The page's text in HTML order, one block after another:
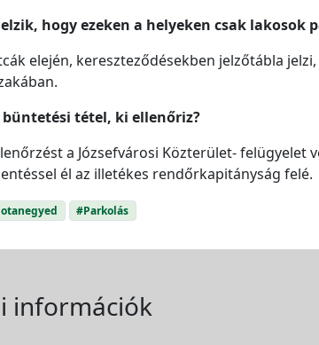
hogy ezeken a helyeken csak lakosok
elején, kereszteződésekben jelzőtábla
büntetési tétel, ki ellenőriz?
a Józsefvárosi Közterület-
él az illetékes rendőrkapitányság felé.
#Parkolás
információk